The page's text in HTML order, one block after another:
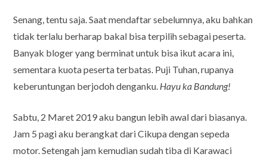
Senang, tentu saja. Saat mendaftar sebelumnya, aku bahkan
tidak terlalu berharap bakal bisa terpilih sebagai peserta.
Banyak bloger yang berminat untuk bisa ikut acara ini,
sementara kuota peserta terbatas. Puji Tuhan, rupanya
keberuntungan berjodoh denganku. Hayu ka Bandung!
Sabtu, 2 Maret 2019 aku bangun lebih awal dari biasanya.
Jam 5 pagi aku berangkat dari Cikupa dengan sepeda
motor. Setengah jam kemudian sudah tiba di Karawaci